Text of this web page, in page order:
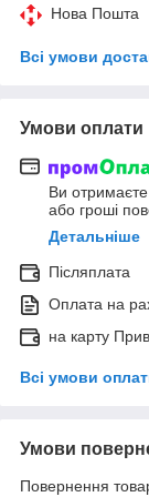
Нова Пошта
Всі умови
Умови оплати
Ви
або гроші
Детальніше
Післяплата
Оплата на
на карту
Всі умови
Умови
Повернення